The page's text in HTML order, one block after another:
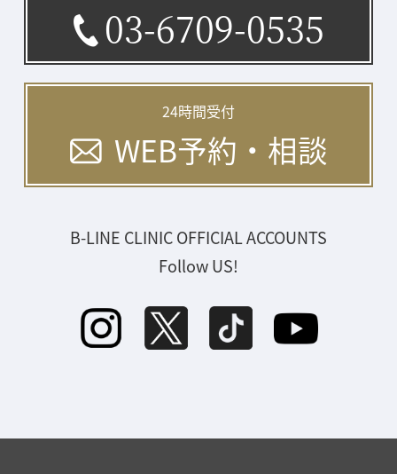
03-6709-0535
24時間受付
WEB予約・相談
B-LINE CLINIC OFFICIAL ACCOUNTS
Follow US!